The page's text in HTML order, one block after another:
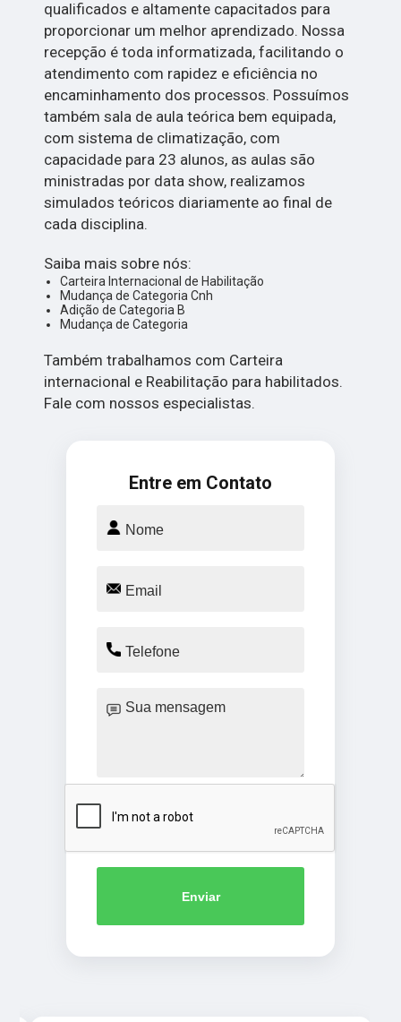
qualificados e altamente capacitados para
proporcionar um melhor aprendizado. Nossa
recepção é toda informatizada, facilitando o
atendimento com rapidez e eficiência no
encaminhamento dos processos. Possuímos
também sala de aula teórica bem equipada,
com sistema de climatização, com
capacidade para 23 alunos, as aulas são
ministradas por data show, realizamos
simulados teóricos diariamente ao final de
cada disciplina.
Saiba mais sobre nós:
Carteira Internacional de Habilitação
Mudança de Categoria Cnh
Adição de Categoria B
Mudança de Categoria
Também trabalhamos com Carteira
internacional e Reabilitação para habilitados.
Fale com nossos especialistas.
Entre em Contato
Enviar